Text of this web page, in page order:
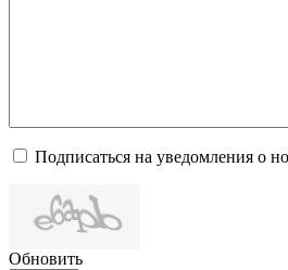
Подписаться на уведомления о
Обновить